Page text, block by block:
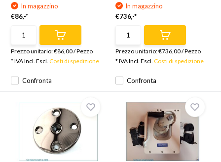
Confronta
In magazzino
€86,-*
Prezzo unitario:€86,00/Pezzo
* IVA Incl. Escl.Costi di spedizione
Confronta
In magazzino
€736,-*
Prezzo unitario:€736,00/Pezzo
* IVA Incl. Escl. Costi di spedizione